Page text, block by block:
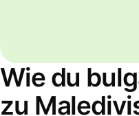
Wie du
zu